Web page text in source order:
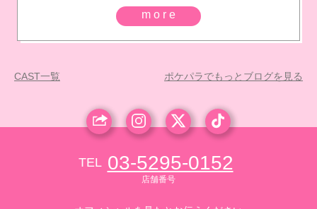
more
ポケパラでもっとブログを見る
CAST一覧
TEL 03-5295-0152
店舗番号